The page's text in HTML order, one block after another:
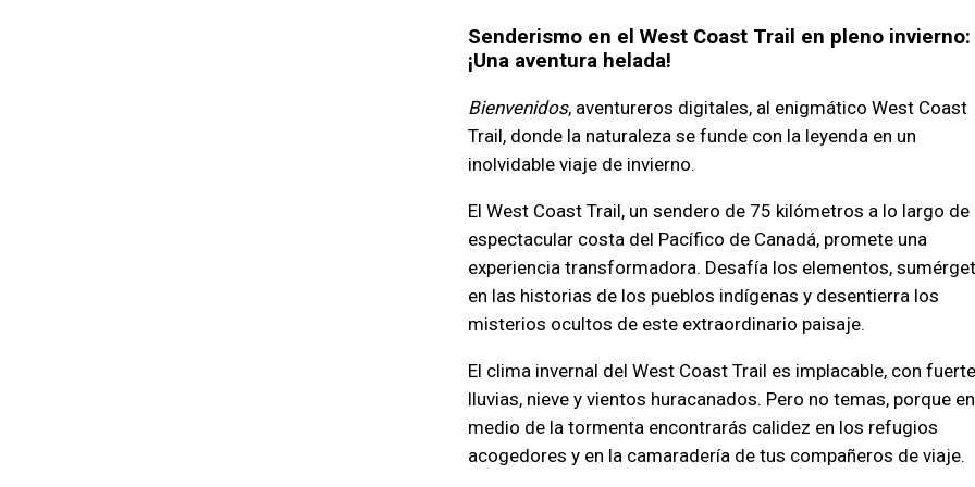
Senderismo en el West Coast Trail en pleno invierno:
¡Una aventura helada!
Bienvenidos, aventureros digitales, al enigmático West Coast
Trail, donde la naturaleza se funde con la leyenda en un
inolvidable viaje de invierno.
El West Coast Trail, un sendero de 75 kilómetros a lo largo de
espectacular costa del Pacífico de Canadá, promete una
experiencia transformadora. Desafía los elementos,
en las historias de los pueblos indígenas y desentierra los
misterios ocultos de este extraordinario paisaje.
El clima invernal del West Coast Trail es implacable, con
lluvias, nieve y vientos huracanados. Pero no temas, porque en
medio de la tormenta encontrarás calidez en los refugios
acogedores y en la camaradería de tus compañeros de viaje.